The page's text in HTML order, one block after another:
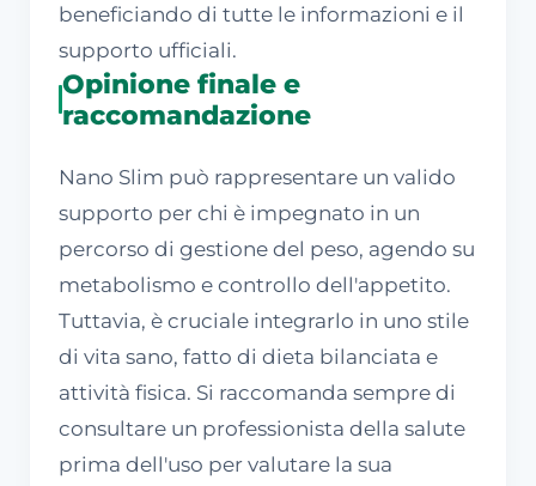
beneficiando di tutte le informazioni e il
supporto ufficiali.
Opinione finale e
raccomandazione
Nano Slim può rappresentare un valido
supporto per chi è impegnato in un
percorso di gestione del peso, agendo su
metabolismo e controllo dell'appetito.
Tuttavia, è cruciale integrarlo in uno stile
di vita sano, fatto di dieta bilanciata e
attività fisica. Si raccomanda sempre di
consultare un professionista della salute
prima dell'uso per valutare la sua